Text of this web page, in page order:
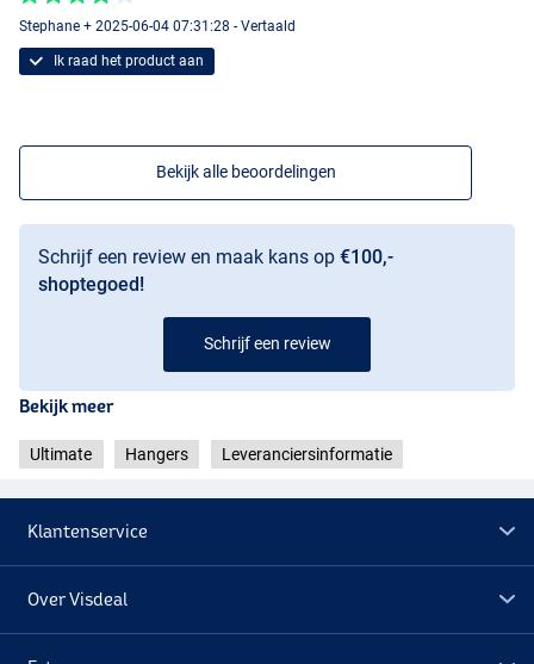
Stephane + 2025-06-04 07:31:28 - Vertaald
Ik raad het product aan
Bekijk alle beoordelingen
Schrijf een review en maak kans op €100,-
shoptegoed!
Schrijf een review
Bekijk meer
Ultimate Hangers Leveranciersinformatie
Klantenservice
Over Visdeal